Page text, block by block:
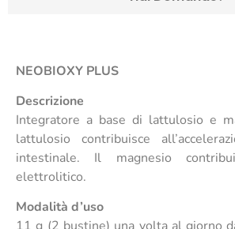
NEOBIOXY PLUS
Descrizione
Integratore a base di lattulosio e
lattulosio contribuisce
intestinale. Il magnesio
elettrolitico.
Modalità d’uso